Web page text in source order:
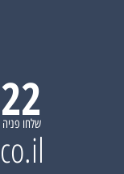
שלחו פניה